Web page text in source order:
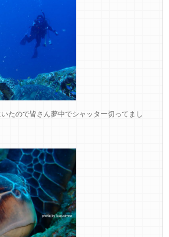
たので皆さん夢中でシャッター切ってまし